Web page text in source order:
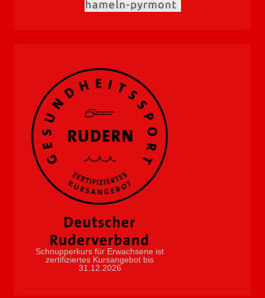
Schnupperkurs für Erwachsene ist
zertifiziertes Kursangebot bis
31.12.2026